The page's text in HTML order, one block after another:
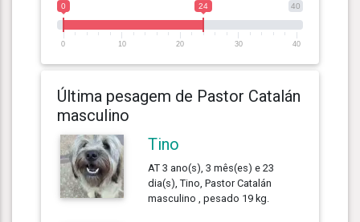
40
0 24
0 10 20 30 40
Última pesagem de Pastor Catalán
masculino
Tino
AT 3 ano(s), 3 mês(es) e 23
dia(s), Tino, Pastor Catalán
masculino , pesado 19 kg.